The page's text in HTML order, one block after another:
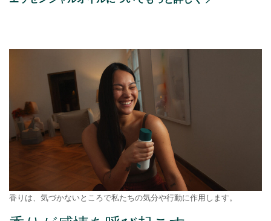
香りは、気づかないところで私たちの気分や行動に作用します。